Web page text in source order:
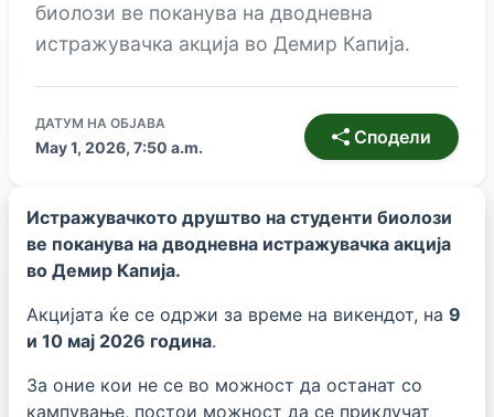
биолози ве поканува на дводневна
истражувачка акција во Демир Капија.
ДАТУМ НА ОБЈАВА
May 1, 2026, 7:50 a.m. Сподели
Истражувачкото друштво на студенти биолози
ве поканува на дводневна истражувачка акција
во Демир Капија.
Акцијата ќе се одржи за време на викендот, на 9
и 10 мај 2026 година.
За оние кои не се во можност да останат со
кампување, постои можност да се приклучат